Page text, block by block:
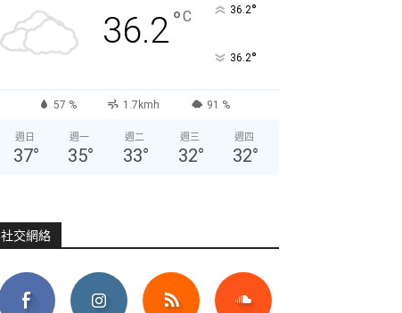
36.2°C 36.2°
36.2°
57 % 1.7kmh 91 %
週日
37°
週一
35°
週二
33°
週三
32°
週四
32°
社交網絡